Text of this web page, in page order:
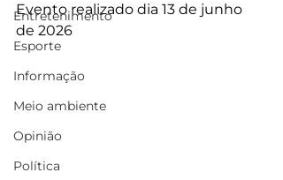
Entretenimento
Esporte
Informação
Meio ambiente
Opinião
Política
Evento realizado dia 13 de junho
de 2026